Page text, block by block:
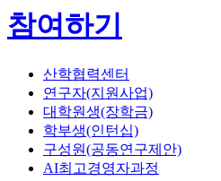
참여하기
산학협력센터
연구자(지원사업)
대학원생(장학금)
학부생(인턴십)
구성원(공동연구제안)
AI최고경영자과정